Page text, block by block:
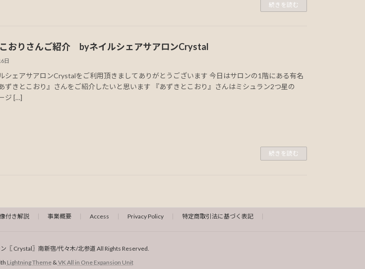
続きを読む
おりさんご紹介 byネイルシェアサアロンCrystal
日
シェアサアロンCrystalをご利用頂きましてありがとうございます 今日はサロンの1階にある有名
ずきとこおり』さんをご紹介したいと思います 『あずきとこおり』さんはミシュラン2つ星の
ジ […]
続きを読む
付き解説 事業概要 Access Privacy Policy
特定商取引法に基づく表記
〖 Crystal〗南新宿/代々木/北参道 All Rights Reserved.
Lightning Theme&VK All in One Expansion Unit